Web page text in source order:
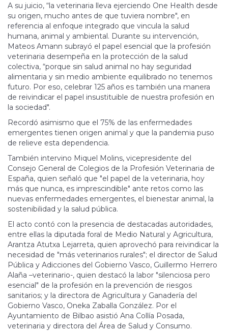
A su juicio, “la veterinaria lleva ejerciendo One Health desde
su origen, mucho antes de que tuviera nombre", en
referencia al enfoque integrado que vincula la salud
humana, animal y ambiental. Durante su intervención,
Mateos Amann subrayó el papel esencial que la profesión
veterinaria desempeña en la protección de la salud
colectiva, “porque sin salud animal no hay seguridad
alimentaria y sin medio ambiente equilibrado no tenemos
futuro. Por eso, celebrar 125 años es también una manera
de reivindicar el papel insustituible de nuestra profesión en
la sociedad".
Recordó asimismo que el 75% de las enfermedades
emergentes tienen origen animal y que la pandemia puso
de relieve esta dependencia.
También intervino Miquel Molins, vicepresidente del
Consejo General de Colegios de la Profesión Veterinaria de
España, quien señaló que "el papel de la veterinaria, hoy
más que nunca, es imprescindible" ante retos como las
nuevas enfermedades emergentes, el bienestar animal, la
sostenibilidad y la salud pública.
El acto contó con la presencia de destacadas autoridades,
entre ellas la diputada foral de Medio Natural y Agricultura,
Arantza Atutxa Lejarreta, quien aprovechó para reivindicar la
necesidad de "más veterinarios rurales"; el director de Salud
Pública y Adicciones del Gobierno Vasco, Guillermo Herrero
Alaña –veterinario-, quien destacó la labor "silenciosa pero
esencial" de la profesión en la prevención de riesgos
sanitarios; y la directora de Agricultura y Ganadería del
Gobierno Vasco, Oneka Zaballa González. Por el
Ayuntamiento de Bilbao asistió Ana Collía Posada,
veterinaria y directora del Área de Salud y Consumo.